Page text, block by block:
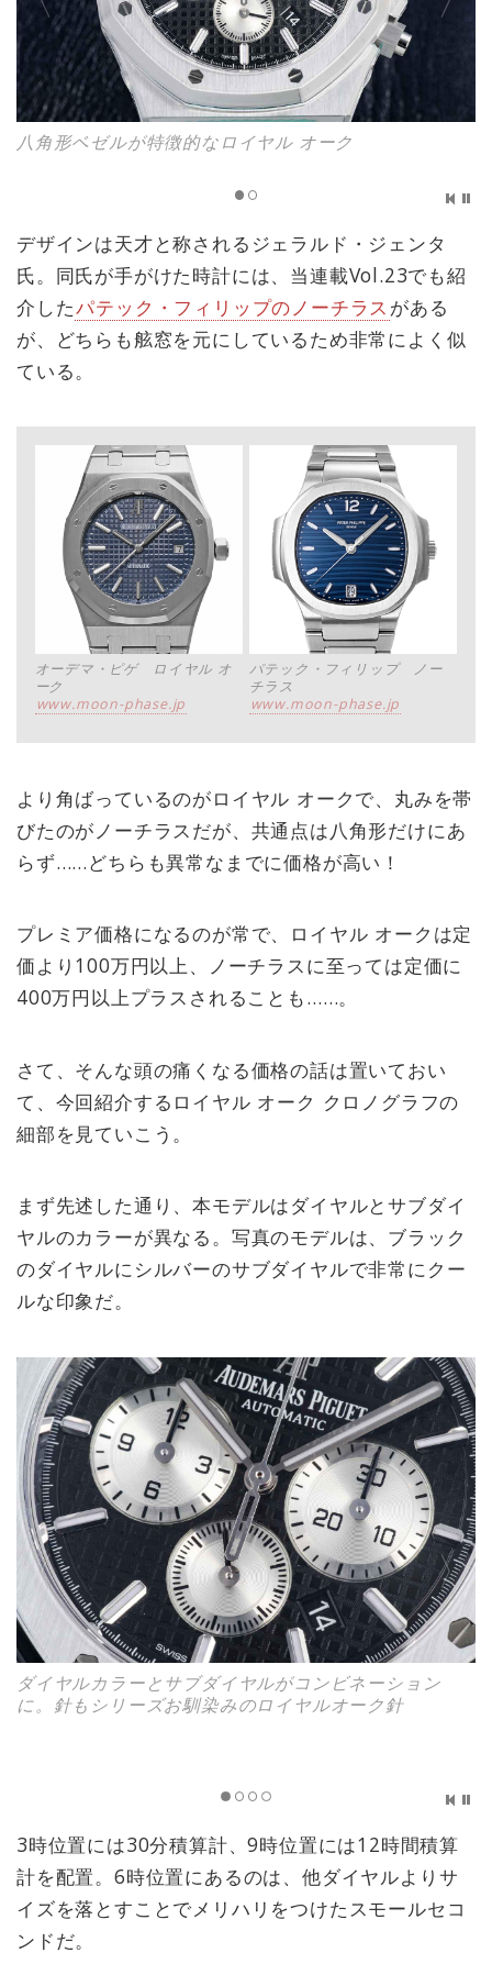
八角形ベゼルが特徴的なロイヤル オーク
デザインは天才と称されるジェラルド・ジェンタ
氏。同氏が手がけた時計には、当連載Vol.23でも紹
介したパテック・フィリップのノーチラス がある
が、どちらも舷窓を元にしているため非常によく似
ている。
オーデマ・ピゲ ロイヤル オ
ーク
www.moon-phase.jp
パテック・フィリップ ノー
チラス
www.moon-phase.jp
より角ばっているのがロイヤル オークで、丸みを帯
びたのがノーチラスだが、共通点は八角形だけにあ
らず……どちらも異常なまでに価格が高い！
プレミア価格になるのが常で、ロイヤル オークは定
価より100万円以上、ノーチラスに至っては定価に
400万円以上プラスされることも……。
さて、そんな頭の痛くなる価格の話は置いておい
て、今回紹介するロイヤル オーク クロノグラフの
細部を見ていこう。
まず先述した通り、本モデルはダイヤルとサブダイ
ヤルのカラーが異なる。写真のモデルは、ブラック
のダイヤルにシルバーのサブダイヤルで非常にクー
ルな印象だ。
ダイヤルカラーとサブダイヤルがコンビネーション
に。針もシリーズお馴染みのロイヤルオーク針
3時位置には30分積算計、9時位置には12時間積算
計を配置。6時位置にあるのは、他ダイヤルよりサ
イズを落とすことでメリハリをつけたスモールセコ
ンドだ。